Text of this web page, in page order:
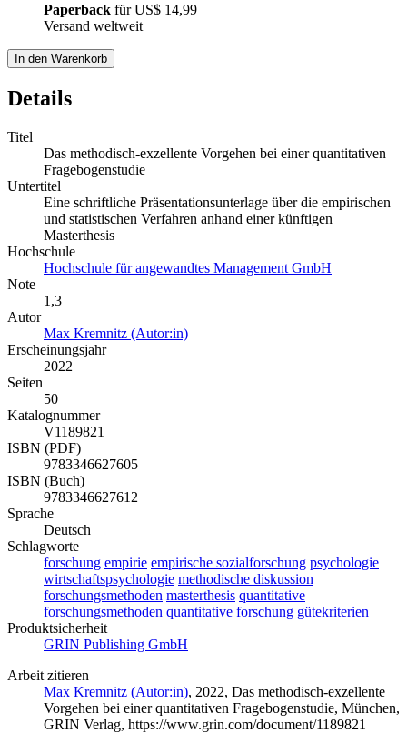
Paperback fürUS$ 14,99
Versand weltweit
In den Warenkorb
Details
Titel
Das methodisch-exzellente Vorgehen bei einer quantitativen
Fragebogenstudie
Untertitel
Eine schriftliche Präsentationsunterlage über die empirischen
und statistischen Verfahren anhand einer künftigen
Masterthesis
Hochschule
Hochschule für angewandtes Management GmbH
Note
1,3
Autor
Max Kremnitz (Autor:in)
Erscheinungsjahr
2022
Seiten
50
Katalognummer
V1189821
ISBN (PDF)
9783346627605
ISBN (Buch)
9783346627612
Sprache
Deutsch
Schlagworte
forschung empirie empirische sozialforschung psychologie
wirtschaftspsychologie methodische diskussion
forschungsmethoden masterthesis quantitative
forschungsmethoden quantitative forschung gütekriterien
Produktsicherheit
GRIN Publishing GmbH
Arbeit zitieren
Max Kremnitz (Autor:in), 2022, Das methodisch-exzellente
Vorgehen bei einer quantitativen Fragebogenstudie, München,
GRIN Verlag, https://www.grin.com/document/1189821